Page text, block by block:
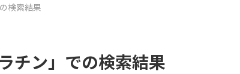
検索結果
チン」での検索結果